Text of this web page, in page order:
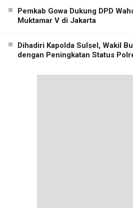
Pemkab Gowa Dukung DPD
Muktamar V di Jakarta
Dihadiri Kapolda Sulsel, Wakil
dengan Peningkatan Status